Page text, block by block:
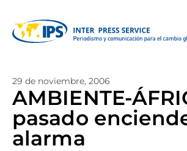
29 de noviembre, 2006
AMBIENTE-
pasado
alarma